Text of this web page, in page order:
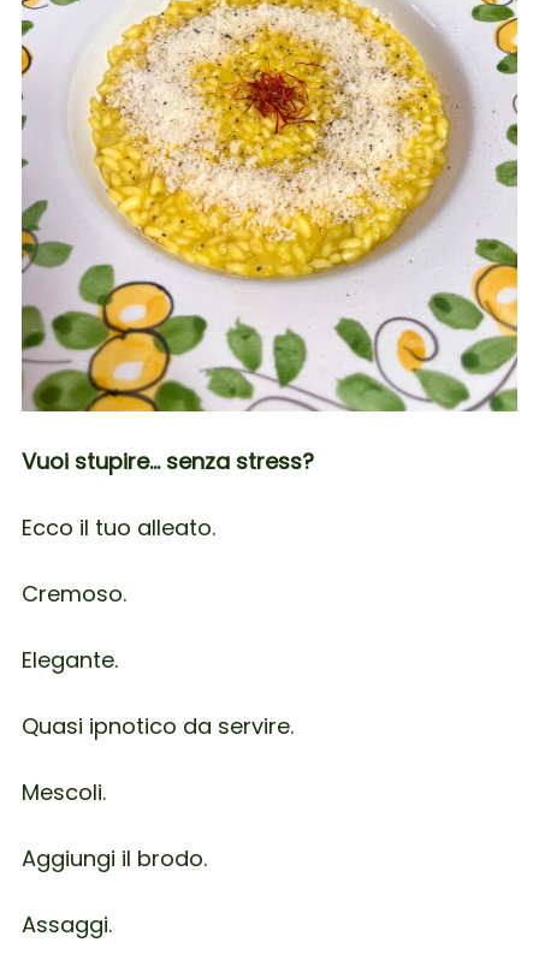
Vuoi stupire… senza stress?
Ecco il tuo alleato.
Cremoso.
Elegante.
Quasi ipnotico da servire.
Mescoli.
Aggiungi il brodo.
Assaggi.